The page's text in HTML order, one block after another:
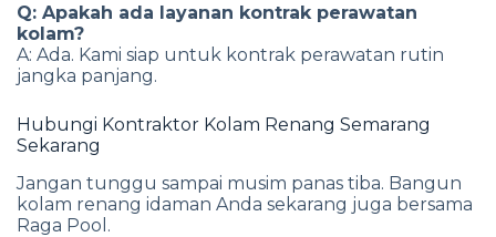
Q: Apakah ada layanan kontrak perawatan
kolam?
A: Ada. Kami siap untuk kontrak perawatan rutin
jangka panjang.
Hubungi Kontraktor Kolam Renang Semarang
Sekarang
Jangan tunggu sampai musim panas tiba. Bangun
kolam renang idaman Anda sekarang juga bersama
Raga Pool.